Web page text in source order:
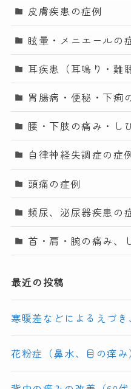
皮膚疾患の症例
眩暈・メニエールの
耳疾患（耳鳴り・難
胃腸病・便秘・下痢
腰・下肢の痛み・し
自律神経失調症の症
頭痛の症例
頻尿、泌尿器疾患の
首・肩・腕の痛み、
最近の投稿
寒暖差などによるえづ
花粉症（鼻水、目の痒み